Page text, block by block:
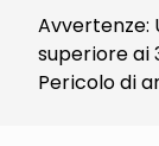
Avvertenze:
superiore ai
Pericolo di